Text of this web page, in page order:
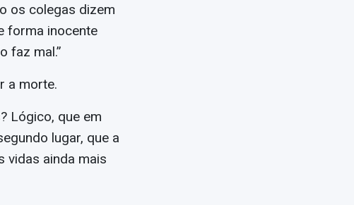
os colegas dizem
forma inocente
faz mal.”
a morte.
Lógico, que em
lugar, que a
vidas ainda mais